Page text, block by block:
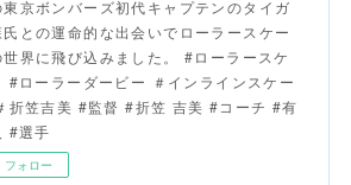
東京ボンバーズ初代キャプテンのタイガ
氏との運命的な出会いでローラースケー
世界に飛び込みました。 #ローラースケ
#ローラーダービー ＃インラインスケー
折笠吉美 #監督 #折笠 吉美 #コーチ #有
#選手
フォロー